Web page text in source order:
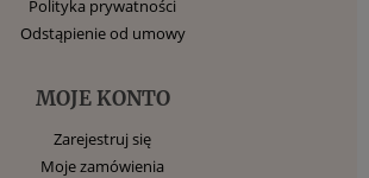
Polityka prywatności
Odstąpienie od umowy
MOJE KONTO
Zarejestruj się
Moje zamówienia